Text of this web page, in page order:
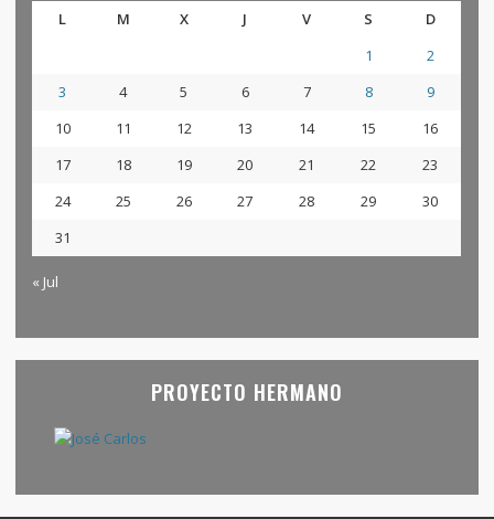
L M X J V S
D
1
2
3
4 5 6 7 8
9
10
11 12 13 14 15
16
17
18 19 20 21 22
23
24
25 26 27 28 29
30
31
« Jul
PROYECTO HERMANO